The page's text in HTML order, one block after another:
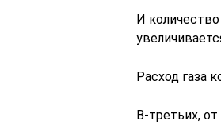
И
Расход газа
В-третьих,